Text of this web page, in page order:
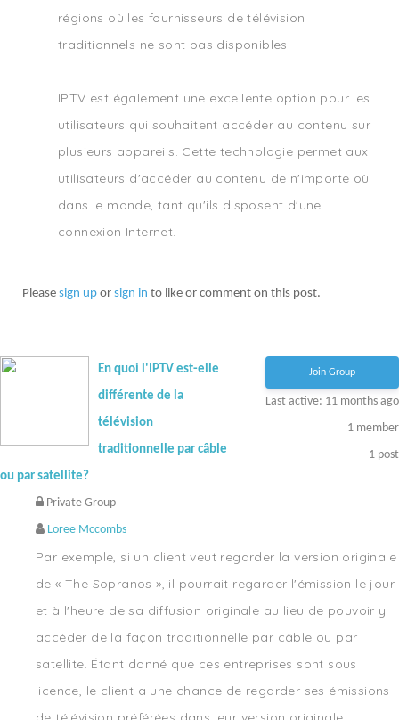
régions où les fournisseurs de télévision
traditionnels ne sont pas disponibles.
IPTV est également une excellente option pour les
utilisateurs qui souhaitent accéder au contenu sur
plusieurs appareils. Cette technologie permet aux
utilisateurs d'accéder au contenu de n'importe où
dans le monde, tant qu'ils disposent d'une
connexion Internet.
Please sign up or sign in to like or comment on this post.
Join Group
Last active: 11 months ago
1 member
1 post
En quoi l'IPTV est-elle
différente de la
télévision
traditionnelle par câble
ou par satellite?
Private Group
Loree Mccombs
Par exemple, si un client veut regarder la version originale
de « The Sopranos », il pourrait regarder l'émission le jour
et à l'heure de sa diffusion originale au lieu de pouvoir y
accéder de la façon traditionnelle par câble ou par
satellite. Étant donné que ces entreprises sont sous
licence, le client a une chance de regarder ses émissions